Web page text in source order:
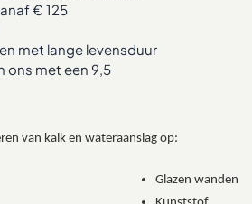
€ 125
met lange levensduur
ons met een 9,5
van kalk en wateraanslag op:
Glazen wanden